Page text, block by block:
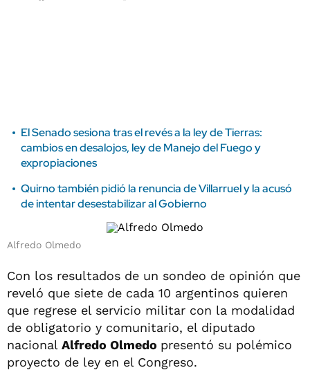
El Senado sesiona tras el revés a la ley de Tierras:
cambios en desalojos, ley de Manejo del Fuego y
expropiaciones
Quirno también pidió la renuncia de Villarruel y la acusó
de intentar desestabilizar al Gobierno
Alfredo Olmedo
Con los resultados de un sondeo de opinión que
reveló que siete de cada 10 argentinos quieren
que regrese el servicio militar con la modalidad
de obligatorio y comunitario, el diputado
nacional Alfredo Olmedo presentó su polémico
proyecto de ley en el Congreso.